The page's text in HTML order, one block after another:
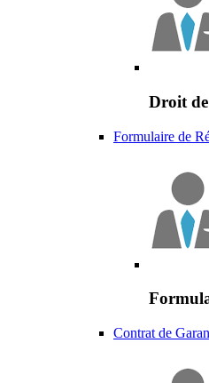
Droit
Formulaire de
Contrat de